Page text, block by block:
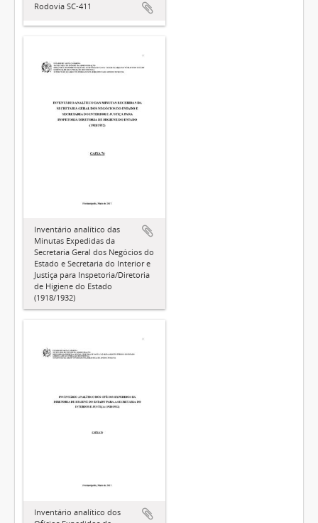
Rodovia SC-411
Inventário analítico das
Minutas Expedidas da
Secretaria Geral dos Negócios do
Estado e Secretaria do Interior e
Justiça para Inspetoria/Diretoria
de Higiene do Estado
(1918/1932)
Inventário analítico dos